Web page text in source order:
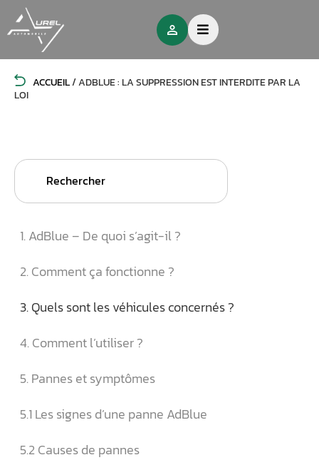
ACCUEIL/ADBLUE : LA SUPPRESSION EST INTERDITE PAR LA
LOI
Search
1. AdBlue – De quoi s’agit-il ?
2. Comment ça fonctionne ?
3. Quels sont les véhicules concernés ?
4. Comment l’utiliser ?
5. Pannes et symptômes
5.1 Les signes d’une panne AdBlue
5.2 Causes de pannes